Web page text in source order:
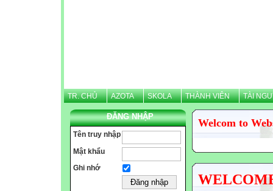
TR. CHỦ AZOTA SKOLA THÀNH VIÊN TÀI
ĐĂNG NHẬP
Tên truy nhập
Mật khẩu
Ghi nhớ
Welcom to